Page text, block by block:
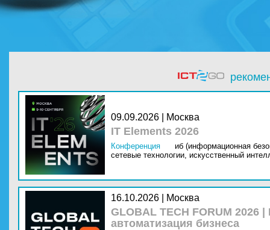
09.09.2026 | Москва
IT Elements 2026
Конференция
иб (информационная
сетевые технологии, искусственный
16.10.2026 | Москва
GLOBAL TECH FORUM
автоматизация бизнеса